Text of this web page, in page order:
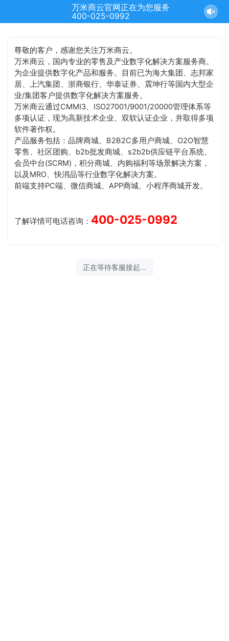
万米商云官网正在为您服务
400-025-0992
尊敬的客户，感谢您关注万米商云。
万米商云，国内专业的零售及产业数字化解决方案服务商。
为企业提供数字化产品和服务。目前已为海大集团、志邦家
居、上汽集团、浙商银行、华泰证券、震坤行等国内大型企
业/集团客户提供数字化解决方案服务。
万米商云通过CMMI3、ISO27001/9001/20000管理体系等
多项认证，现为高新技术企业、双软认证企业，并取得多项
软件著作权。
产品服务包括：品牌商城、B2B2C多用户商城、O2O智慧
零售、社区团购、b2b批发商城、s2b2b供应链平台系统、
会员中台(SCRM)，积分商城、内购福利等场景解决方案，
以及MRO、快消品等行业数字化解决方案。
前端支持PC端、微信商城、APP商城、小程序商城开发。
了解详情可电话咨询： 400-025-0992
正在等待客服接起...